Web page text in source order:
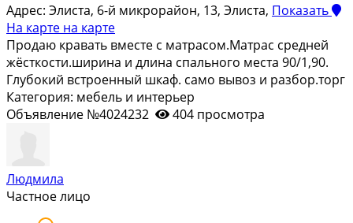
Адрес: Элиста, 6-й микрорайон, 13, Элиста, Показать
На карте на карте
Продаю кравать вместе с матрасом.Матрас средней
жёсткости.ширина и длина спального места 90/1,90.
Глубокий встроенный шкаф. само вывоз и разбор.торг
Категория: мебель и интерьер
Объявление №4024232
404 просмотра
Людмила
Частное лицо